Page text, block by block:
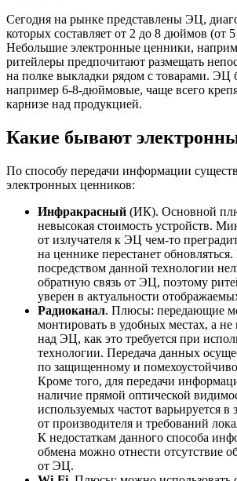
Сегодня на рынке представлены ЭЦ,
которых составляет от 2 до 8 дюймов (от
Небольшие электронные ценники,
ритейлеры предпочитают размещать
на полке выкладки рядом с товарами. ЭЦ
например 6-8-дюймовые, чаще всего
карнизе над продукцией.
Какие бывают
По способу передачи информации
электронных ценников:
Инфракрасный (ИК). Основной
невысокая стоимость устройств.
от излучателя к ЭЦ чем-то
на ценнике перестанет обновляться.
посредством данной технологии
обратную связь от ЭЦ, поэтому
уверен в актуальности
Радиоканал. Плюсы: передающие
монтировать в удобных местах, а не
над ЭЦ, как это требуется при
технологии. Передача данных
по защищенному и
Кроме того, для передачи
наличие прямой оптической
используемых частот варьируется в
от производителя и требований
К недостаткам данного способа
обмена можно отнести отсутствие
от ЭЦ.